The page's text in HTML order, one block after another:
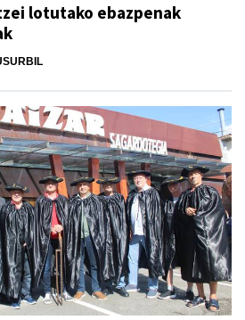
lotutako ebazpenak